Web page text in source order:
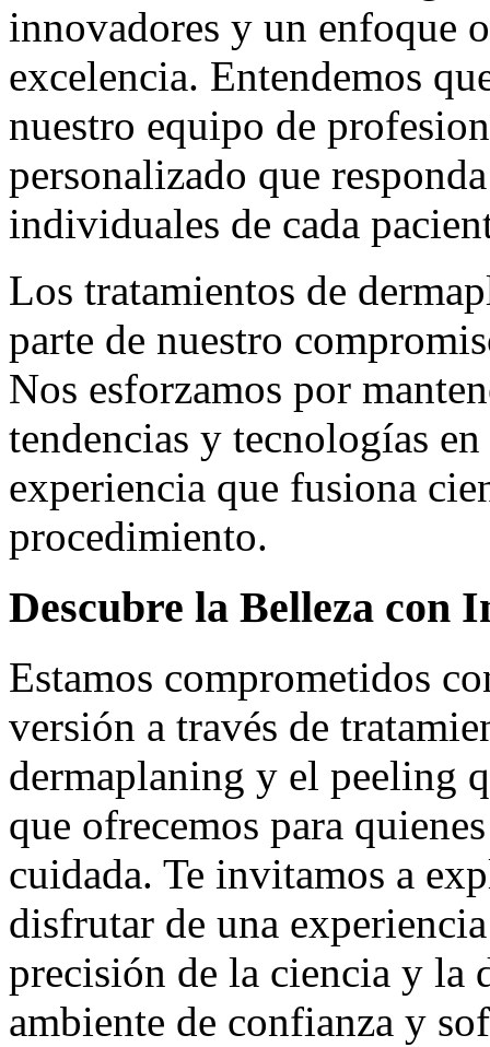
innovadores y un enfoque
excelencia. Entendemos
nuestro equipo de
personalizado que
individuales de cada
Los tratamientos de
parte de nuestro
Nos esforzamos por
tendencias y tecnologías
experiencia que fusiona
procedimiento.
Descubre la Belleza con
Estamos comprometidos
versión a través de
dermaplaning y el peeling
que ofrecemos para
cuidada. Te invitamos a
disfrutar de una
precisión de la ciencia y la
ambiente de confianza y